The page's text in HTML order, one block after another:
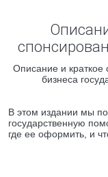
Описание и
бизнеса
В этом издании мы
государственную
где ее оформить, и